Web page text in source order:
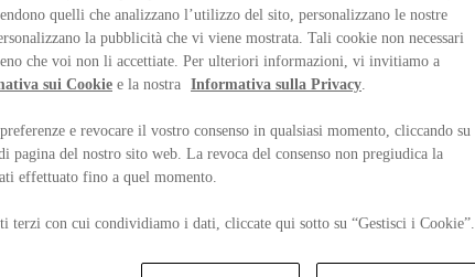
quelli che analizzano l’utilizzo del sito, personalizzano le nostre
la pubblicità che vi viene mostrata. Tali cookie non necessari
che voi non li accettiate. Per ulteriori informazioni, vi invitiamo a
sui Cookie e la nostra Informativa sulla Privacy.
e revocare il vostro consenso in qualsiasi momento, cliccando su
pagina del nostro sito web. La revoca del consenso non pregiudica la
effettuato fino a quel momento.
terzi con cui condividiamo i dati, cliccate qui sotto su “Gestisci i Cookie”.